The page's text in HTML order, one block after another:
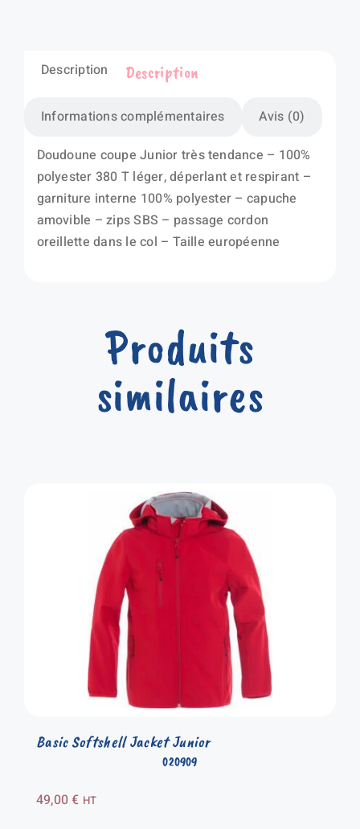
Description
Informations complémentaires Avis (0)
Description
Doudoune coupe Junior très tendance – 100%
polyester 380 T léger, déperlant et respirant –
garniture interne 100% polyester – capuche
amovible – zips SBS – passage cordon
oreillette dans le col – Taille européenne
Produits
similaires
020909
Basic Softshell Jacket Junior
49,00€ HT